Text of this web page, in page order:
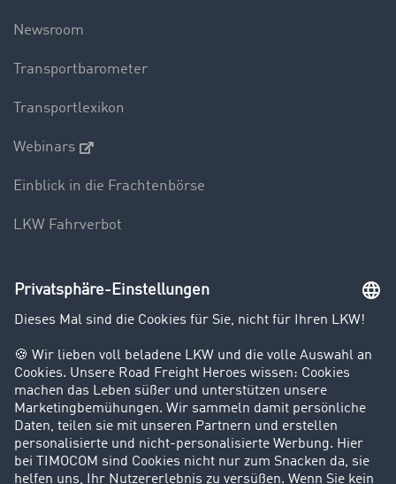
Newsroom
Transportbarometer
Transportlexikon
Webinars
Einblick in die Frachtenbörse
LKW Fahrverbot
Unternehmen
Kunden werben Kunden
Success Stories
Karriere
Support